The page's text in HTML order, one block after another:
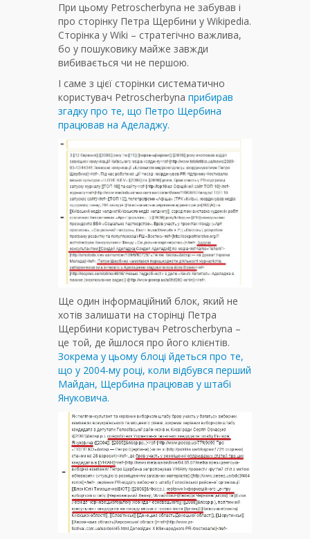
При цьому Petroscherbyna не забував і
про сторінку Петра Щербини у Wikipedia.
Сторінка у Wiki – стратегічно важлива,
бо у пошуковику майже завжди
вибивається чи не першою.
І саме з цієї сторінки систематично
користувач Petroscherbyna прибирав
згадку про те, що Петро Щербина
працював на Аделаджу.
Ще один інформаційний блок, який не
хотів залишати на сторінці Петра
Щербини користувач Petroscherbyna –
це той, де йшлося про його клієнтів.
Зокрема у цьому блоці йдеться про те,
що у 2004-му році, коли відбувся перший
Майдан, Щербина працював у штабі
Януковича.